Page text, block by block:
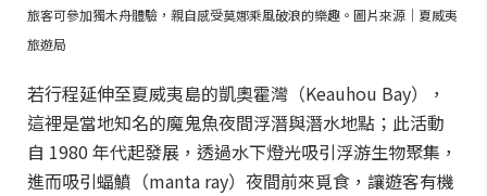
旅客可參加獨木舟體驗，親自感受莫娜乘風破浪的樂趣。圖片來源｜夏威夷
旅遊局
若行程延伸至夏威夷島的凱奧霍灣（Keauhou Bay），
這裡是當地知名的魔鬼魚夜間浮潛與潛水地點；此活動
自 1980 年代起發展，透過水下燈光吸引浮游生物聚集，
進而吸引蝠鱝（manta ray）夜間前來覓食，讓遊客有機